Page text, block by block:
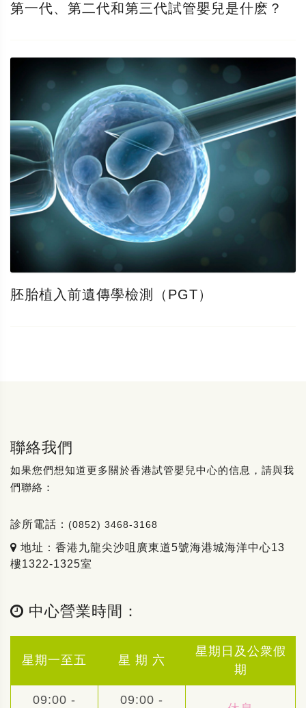
第一代、第二代和第三代試管嬰兒是什麽？
胚胎植入前遺傳學檢測（PGT）
聯絡我們
如果您們想知道更多關於香港試管嬰兒中心的信息，請與我
們聯絡：
診所電話： (0852) 3468-3168
地址：香港九龍尖沙咀廣東道5號海港城海洋中心13
樓1322-1325室
中心營業時間：
星期一至五 星 期 六
星期日及公衆假
期
09:00 - 09:00 -